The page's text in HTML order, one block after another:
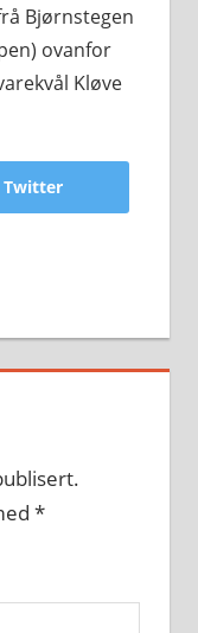
Bjørnstegen
ovanfor
Kløve
Twitter
*